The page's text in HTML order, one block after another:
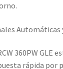
Automáticas
360PW GLE
rápida por